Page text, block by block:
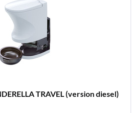
TRAVEL (version diesel)